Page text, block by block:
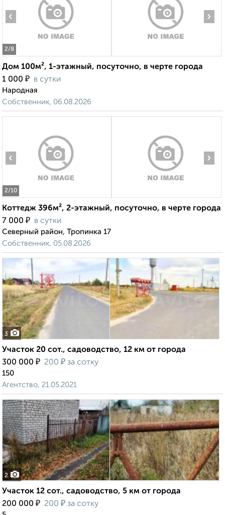
2/8
‹ ›
Дом 100м², 1-этажный, посуточно, в черте города
1 000 ₽ в сутки
Народная
Собственник, 06.08.2026
2/10
‹ ›
Коттедж 396м², 2-этажный, посуточно, в черте города
7 000 ₽ в сутки
Северный район, Тропинка 17
Собственник, 05.08.2026
3
Участок 20 сот., садоводство, 12 км от города
300 000 ₽ 200 ₽ за сотку
150
Агентство, 21.05.2021
2
Участок 12 сот., садоводство, 5 км от города
200 000 ₽ 200 ₽ за сотку